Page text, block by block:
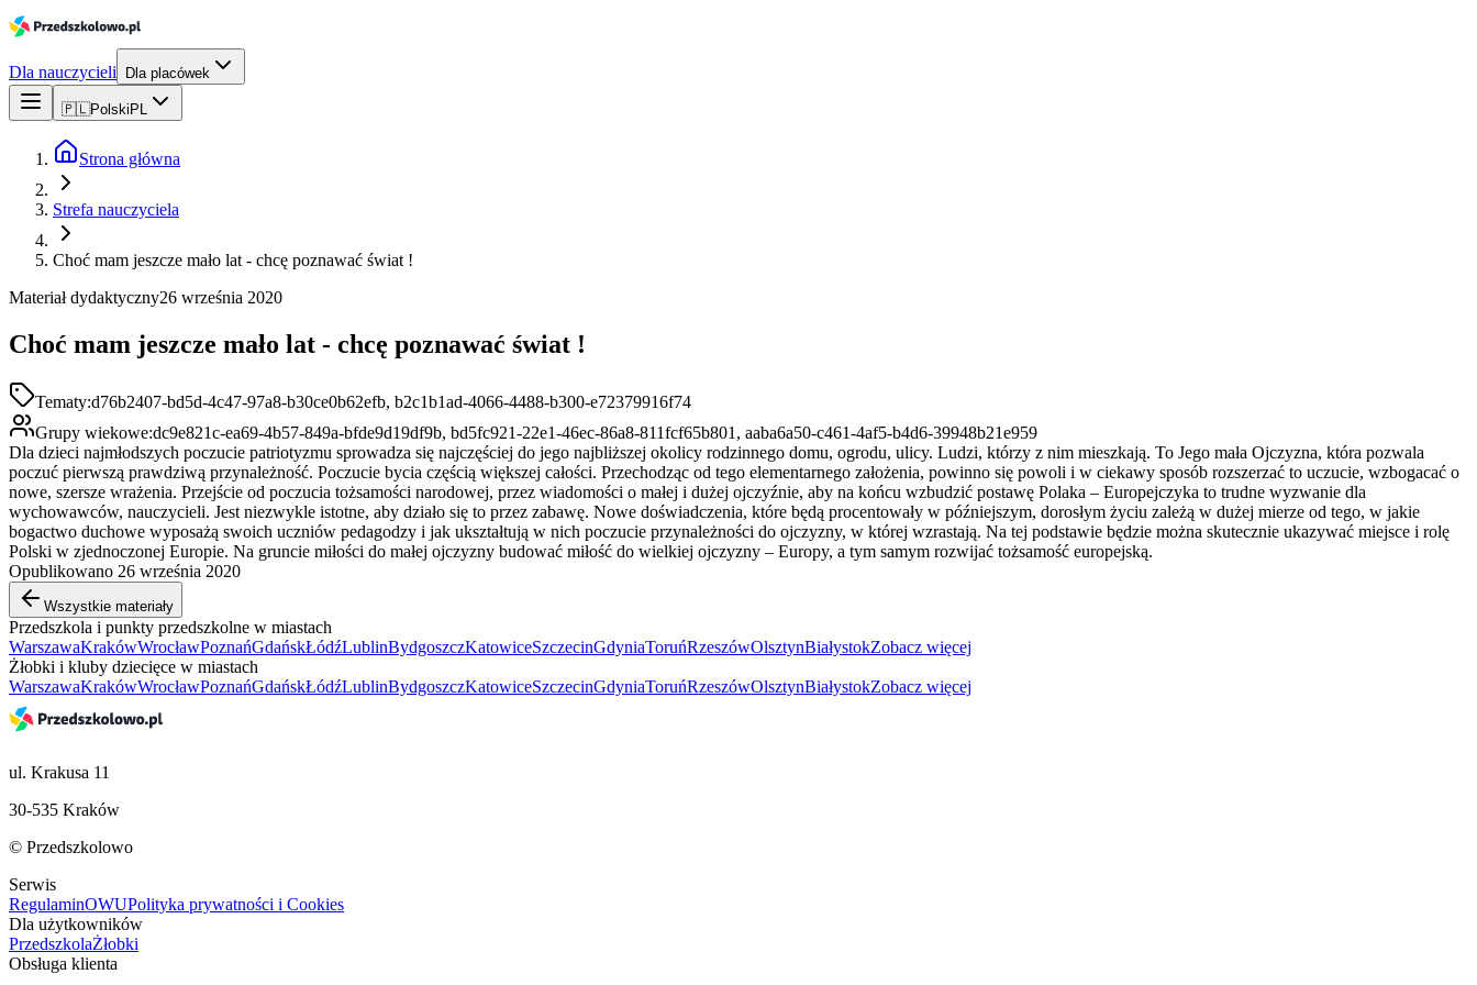
Dla nauczycieli Dla placówek
🇵🇱Polski PL
Strona główna
Strefa nauczyciela
Choć mam jeszcze mało lat - chcę poznawać świat !
Materiał dydaktyczny26 września 2020
Choć mam jeszcze mało lat - chcę poznawać świat !
Tematy:d76b2407-bd5d-4c47-97a8-b30ce0b62efb, b2c1b1ad-4066-4488-b300-e72379916f74
Grupy wiekowe:dc9e821c-ea69-4b57-849a-bfde9d19df9b, bd5fc921-22e1-46ec-86a8-811fcf65b801, aaba6a50-c461-4af5-b4d6-39948b21e959
Dla dzieci najmłodszych poczucie patriotyzmu sprowadza się najczęściej do jego najbliższej okolicy rodzinnego domu, ogrodu, ulicy. Ludzi, którzy z nim mieszkają. To Jego mała Ojczyzna, która pozwala
poczuć pierwszą prawdziwą przynależność. Poczucie bycia częścią większej całości. Przechodząc od tego elementarnego założenia, powinno się powoli i w ciekawy sposób rozszerzać to uczucie, wzbogacać o
nowe, szersze wrażenia. Przejście od poczucia tożsamości narodowej, przez wiadomości o małej i dużej ojczyźnie, aby na końcu wzbudzić postawę Polaka – Europejczyka to trudne wyzwanie dla
wychowawców, nauczycieli. Jest niezwykle istotne, aby działo się to przez zabawę. Nowe doświadczenia, które będą procentowały w późniejszym, dorosłym życiu zależą w dużej mierze od tego, w jakie
bogactwo duchowe wyposażą swoich uczniów pedagodzy i jak ukształtują w nich poczucie przynależności do ojczyzny, w której wzrastają. Na tej podstawie będzie można skutecznie ukazywać miejsce i rolę
Polski w zjednoczonej Europie. Na gruncie miłości do małej ojczyzny budować miłość do wielkiej ojczyzny – Europy, a tym samym rozwijać tożsamość europejską.
Opublikowano 26 września 2020
Wszystkie materiały
Przedszkola i punkty przedszkolne w miastach
WarszawaKrakówWrocławPoznańGdańskŁódźLublinBydgoszczKatowiceSzczecinGdyniaToruńRzeszówOlsztynBiałystokZobacz więcej
Żłobki i kluby dziecięce w miastach
WarszawaKrakówWrocławPoznańGdańskŁódźLublinBydgoszczKatowiceSzczecinGdyniaToruńRzeszówOlsztynBiałystokZobacz więcej
ul. Krakusa 11
30-535 Kraków
© Przedszkolowo
Serwis
RegulaminOWUPolityka prywatności i Cookies
Dla użytkowników
PrzedszkolaŻłobki
Obsługa klienta